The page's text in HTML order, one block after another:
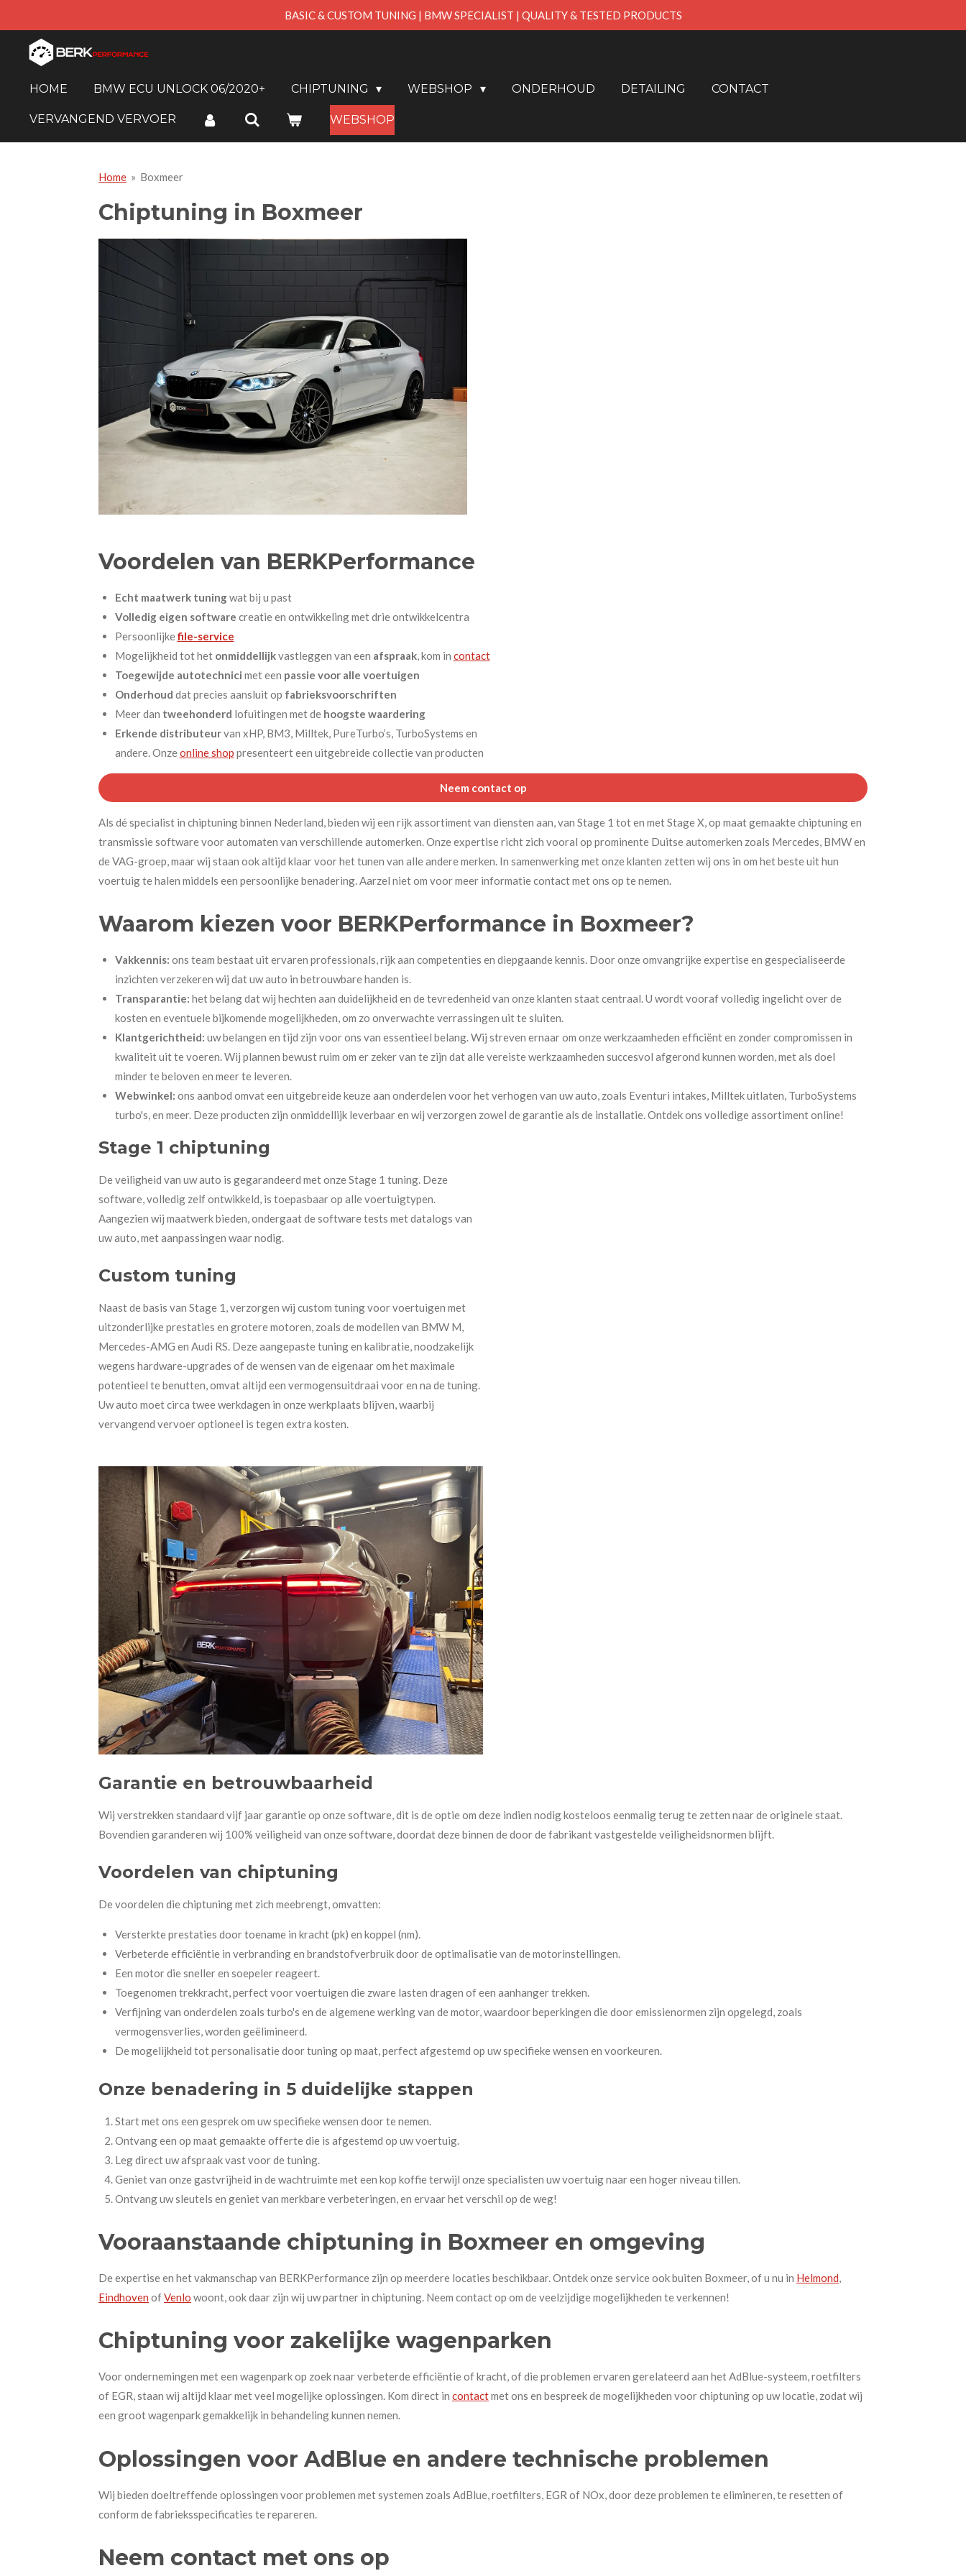
BASIC & CUSTOM TUNING | BMW SPECIALIST | QUALITY & TESTED PRODUCTS
HOME BMW ECU UNLOCK 06/2020+ CHIPTUNING WEBSHOP ONDERHOUD DETAILING CONTACT
VERVANGEND VERVOER WEBSHOP
Home » Boxmeer
Chiptuning in Boxmeer
Voordelen van BERKPerformance
Echt maatwerk tuningwat bij u past
Volledig eigen software creatie en ontwikkeling met drie ontwikkelcentra
Persoonlijkefile-service
Mogelijkheid tot het onmiddellijkvastleggen van een afspraak, kom in contact
Toegewijde autotechnici met een passie voor alle voertuigen
Onderhoud dat precies aansluit op fabrieksvoorschriften
Meer dan tweehonderd lofuitingen met de hoogste waardering
Erkende distributeurvan xHP, BM3, Milltek, PureTurbo’s, TurboSystems en
andere. Onzeonline shop presenteert een uitgebreide collectie van producten
Neem contact op
Als dé specialist in chiptuning binnen Nederland, bieden wij een rijk assortiment van diensten aan, van Stage 1 tot en met Stage X, op maat gemaakte chiptuning en
transmissie software voor automaten van verschillende automerken. Onze expertise richt zich vooral op prominente Duitse automerken zoals Mercedes, BMW en
de VAG-groep, maar wij staan ook altijd klaar voor het tunen van alle andere merken. In samenwerking met onze klanten zetten wij ons in om het beste uit hun
voertuig te halen middels een persoonlijke benadering. Aarzel niet om voor meer informatie contact met ons op te nemen.
Waarom kiezen voor BERKPerformance in Boxmeer?
Vakkennis: ons team bestaat uit ervaren professionals, rijk aan competenties en diepgaande kennis. Door onze omvangrijke expertise en gespecialiseerde
inzichten verzekeren wij dat uw auto in betrouwbare handen is.
Transparantie: het belang dat wij hechten aan duidelijkheid en de tevredenheid van onze klanten staat centraal. U wordt vooraf volledig ingelicht over de
kosten en eventuele bijkomende mogelijkheden, om zo onverwachte verrassingen uit te sluiten.
Klantgerichtheid: uw belangen en tijd zijn voor ons van essentieel belang. Wij streven ernaar om onze werkzaamheden efficiënt en zonder compromissen in
kwaliteit uit te voeren. Wij plannen bewust ruim om er zeker van te zijn dat alle vereiste werkzaamheden succesvol afgerond kunnen worden, met als doel
minder te beloven en meer te leveren.
Webwinkel: ons aanbod omvat een uitgebreide keuze aan onderdelen voor het verhogen van uw auto, zoals Eventuri intakes, Milltek uitlaten, TurboSystems
turbo's, en meer. Deze producten zijn onmiddellijk leverbaar en wij verzorgen zowel de garantie als de installatie. Ontdek ons volledige assortiment online!
Stage 1 chiptuning
De veiligheid van uw auto is gegarandeerd met onze Stage 1 tuning. Deze
software, volledig zelf ontwikkeld, is toepasbaar op alle voertuigtypen.
Aangezien wij maatwerk bieden, ondergaat de software tests met datalogs van
uw auto, met aanpassingen waar nodig.
Custom tuning
Naast de basis van Stage 1, verzorgen wij custom tuning voor voertuigen met
uitzonderlijke prestaties en grotere motoren, zoals de modellen van BMW M,
Mercedes-AMG en Audi RS. Deze aangepaste tuning en kalibratie, noodzakelijk
wegens hardware-upgrades of de wensen van de eigenaar om het maximale
potentieel te benutten, omvat altijd een vermogensuitdraai voor en na de tuning.
Uw auto moet circa twee werkdagen in onze werkplaats blijven, waarbij
vervangend vervoer optioneel is tegen extra kosten.
Garantie en betrouwbaarheid
Wij verstrekken standaard vijf jaar garantie op onze software, dit is de optie om deze indien nodig kosteloos eenmalig terug te zetten naar de originele staat.
Bovendien garanderen wij 100% veiligheid van onze software, doordat deze binnen de door de fabrikant vastgestelde veiligheidsnormen blijft.
Voordelen van chiptuning
De voordelen die chiptuning met zich meebrengt, omvatten:
Versterkte prestaties door toename in kracht (pk) en koppel (nm).
Verbeterde efficiëntie in verbranding en brandstofverbruik door de optimalisatie van de motorinstellingen.
Een motor die sneller en soepeler reageert.
Toegenomen trekkracht, perfect voor voertuigen die zware lasten dragen of een aanhanger trekken.
Verfijning van onderdelen zoals turbo's en de algemene werking van de motor, waardoor beperkingen die door emissienormen zijn opgelegd, zoals
vermogensverlies, worden geëlimineerd.
De mogelijkheid tot personalisatie door tuning op maat, perfect afgestemd op uw specifieke wensen en voorkeuren.
Onze benadering in 5 duidelijke stappen
Start met ons een gesprek om uw specifieke wensen door te nemen.
Ontvang een op maat gemaakte offerte die is afgestemd op uw voertuig.
Leg direct uw afspraak vast voor de tuning.
Geniet van onze gastvrijheid in de wachtruimte met een kop koffie terwijl onze specialisten uw voertuig naar een hoger niveau tillen.
Ontvang uw sleutels en geniet van merkbare verbeteringen, en ervaar het verschil op de weg!
Vooraanstaande chiptuning in Boxmeer en omgeving
De expertise en het vakmanschap van BERKPerformance zijn op meerdere locaties beschikbaar. Ontdek onze service ook buiten Boxmeer, of u nu in Helmond,
Eindhoven ofVenlo woont, ook daar zijn wij uw partner in chiptuning. Neem contact op om de veelzijdige mogelijkheden te verkennen!
Chiptuning voor zakelijke wagenparken
Voor ondernemingen met een wagenpark op zoek naar verbeterde efficiëntie of kracht, of die problemen ervaren gerelateerd aan het AdBlue-systeem, roetfilters
of EGR, staan wij altijd klaar met veel mogelijke oplossingen. Kom direct in contactmet ons en bespreek de mogelijkheden voor chiptuning op uw locatie, zodat wij
een groot wagenpark gemakkelijk in behandeling kunnen nemen.
Oplossingen voor AdBlue en andere technische problemen
Wij bieden doeltreffende oplossingen voor problemen met systemen zoals AdBlue, roetfilters, EGR of NOx, door deze problemen te elimineren, te resetten of
conform de fabrieksspecificaties te repareren.
Neem contact met ons op